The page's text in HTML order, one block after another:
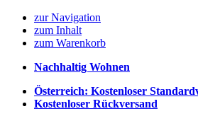
zur Navigation
zum Inhalt
zum Warenkorb
Nachhaltig Wohnen
Österreich: Kostenloser
Kostenloser Rückversand